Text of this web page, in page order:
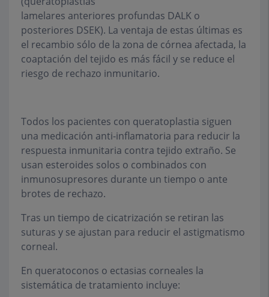
lamelares anteriores profundas DALK o
posteriores DSEK). La ventaja de estas últimas es
el recambio sólo de la zona de córnea afectada, la
coaptación del tejido es más fácil y se reduce el
riesgo de rechazo inmunitario.
Todos los pacientes con queratoplastia siguen
una medicación anti-inflamatoria para reducir la
respuesta inmunitaria contra tejido extraño. Se
usan esteroides solos o combinados con
inmunosupresores durante un tiempo o ante
brotes de rechazo.
Tras un tiempo de cicatrización se retiran las
suturas y se ajustan para reducir el astigmatismo
corneal.
En queratoconos o ectasias corneales la
sistemática de tratamiento incluye: